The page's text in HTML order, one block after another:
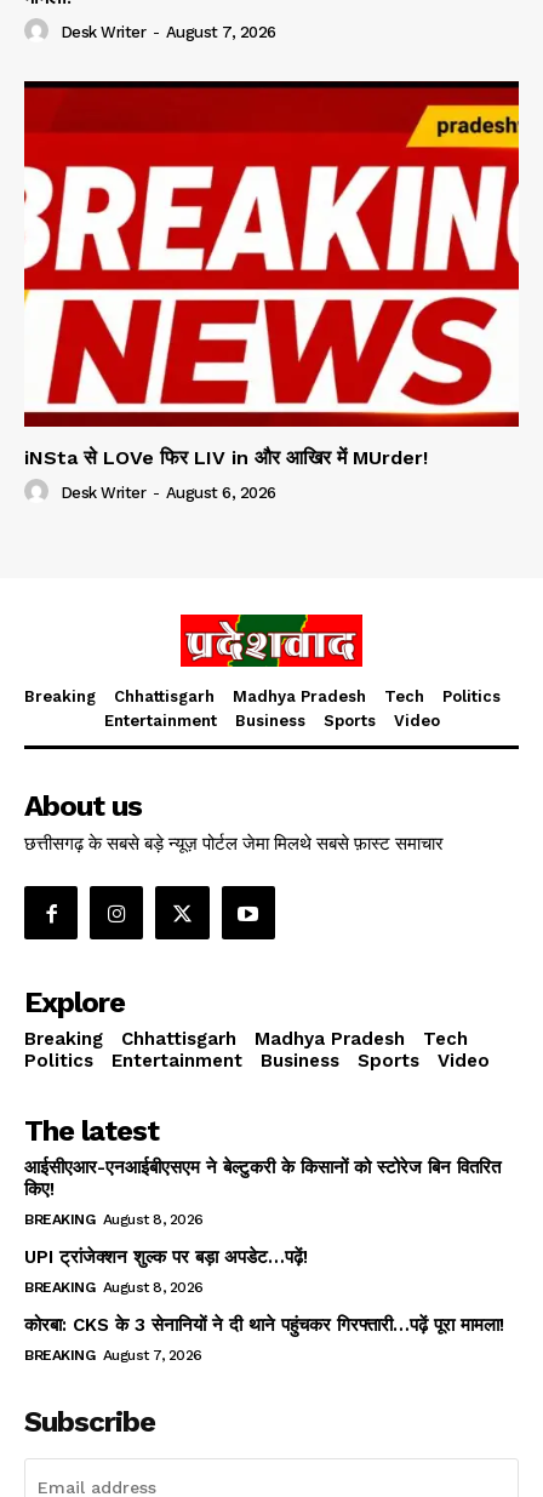
Desk Writer - August 7, 2026
iNSta से LOVe फिर LIV in और आखिर में MUrder!
Desk Writer - August 6, 2026
Breaking Chhattisgarh Madhya Pradesh Tech
Politics
Entertainment
Business Sports Video
About us
छत्तीसगढ़ के सबसे बड़े न्यूज़ पोर्टल जेमा मिलथे सबसे फ़ास्ट समाचार
Explore
Breaking Chhattisgarh Madhya Pradesh
Tech
Politics
Entertainment Business Sports Video
The latest
आईसीएआर-एनआईबीएसएम ने बेल्टुकरी के किसानों को स्टोरेज बिन वितरित
किए!
BREAKING August 8, 2026
UPI ट्रांजेक्शन शुल्क पर बड़ा अपडेट…पढ़ें!
BREAKING August 8, 2026
कोरबा: CKS के 3 सेनानियों ने दी थाने पहुंचकर गिरफ्तारी…पढ़ें पूरा मामला!
BREAKING August 7, 2026
Subscribe